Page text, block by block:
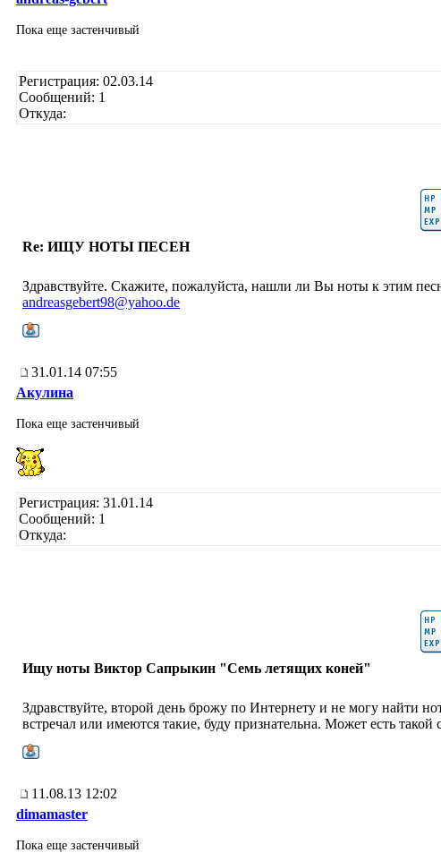
Пока еще застенчивый
Регистрация: 02.03.14
Сообщений: 1
Откуда:
Re: ИЩУ НОТЫ ПЕСЕН
Здравствуйте. Скажите, пожалуйста, нашли ли Вы ноты к этим
andreasgebert98@yahoo.de
31.01.14 07:55
Акулина
Пока еще застенчивый
Регистрация: 31.01.14
Сообщений: 1
Откуда:
Ищу ноты Виктор Сапрыкин "Семь летящих коней"
Здравствуйте, второй день брожу по Интернету и не могу найти
встречал или имеются такие, буду признательна. Может есть такой
11.08.13 12:02
dimamaster
Пока еще застенчивый